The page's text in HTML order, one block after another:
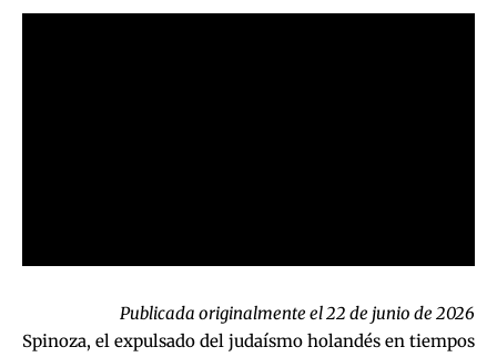
Publicada originalmente el 22 de junio de 2026
Spinoza, el expulsado del judaísmo holandés en tiempos